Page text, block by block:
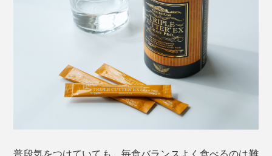
普段気をつけていても、毎食バランスよく食べるのは難